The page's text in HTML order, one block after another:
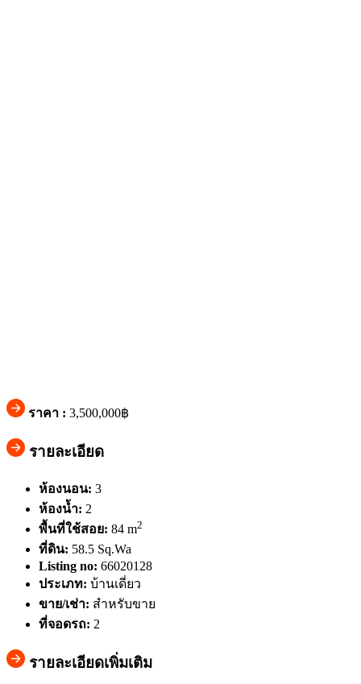
ราคา : 3,500,000฿
รายละเอียด
ห้องนอน: 3
ห้องน้ำ: 2
พื้นที่ใช้สอย: 84 m2
ที่ดิน: 58.5 Sq.Wa
Listing no: 66020128
ประเภท: บ้านเดี่ยว
ขาย/เช่า: สำหรับขาย
ที่จอดรถ: 2
รายละเอียดเพิ่มเติม